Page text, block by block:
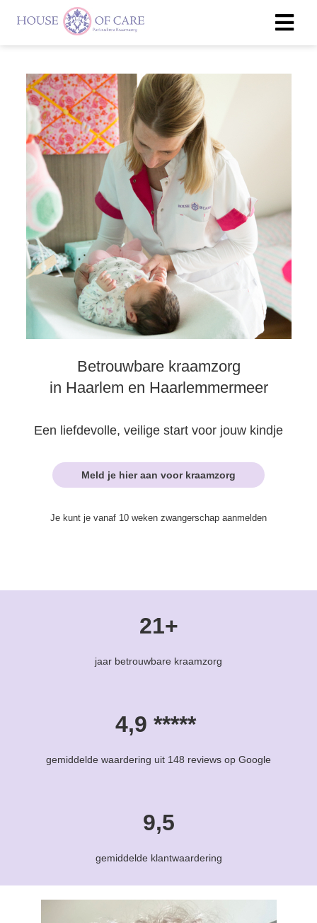
Betrouwbare kraamzorg
in Haarlem en Haarlemmermeer
Een liefdevolle, veilige start voor jouw kindje
Meld je hier aan voor kraamzorg
Je kunt je vanaf 10 weken zwangerschap aanmelden
21+
jaar betrouwbare kraamzorg
4,9 *****
gemiddelde waardering uit 148 reviews op Google
9,5
gemiddelde klantwaardering